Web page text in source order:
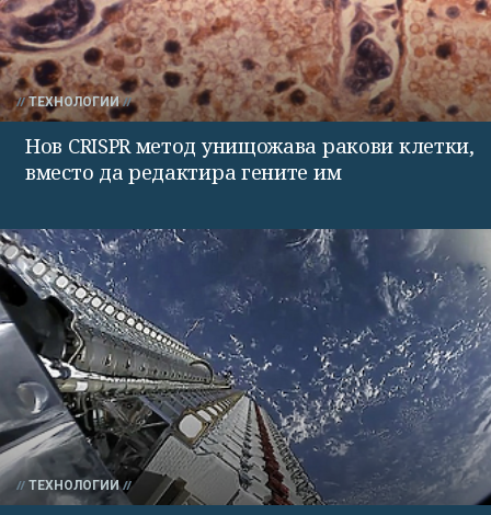
ТЕХНОЛОГИИ
Нов CRISPR метод унищожава ракови клетки,
вместо да редактира гените им
ТЕХНОЛОГИИ